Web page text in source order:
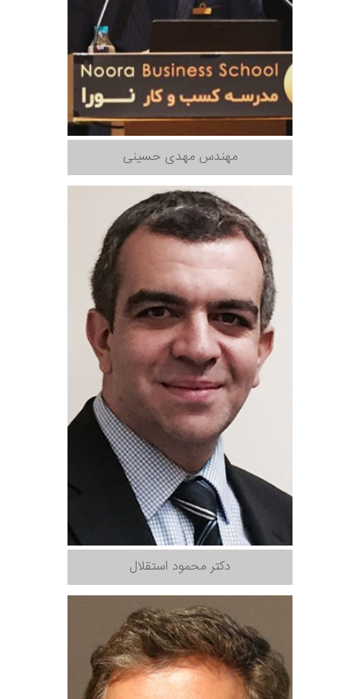
مهندس مهدی حسینی
دکتر محمود استقلال